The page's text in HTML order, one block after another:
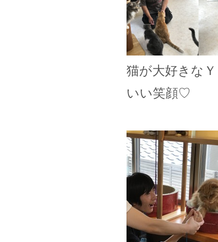
猫が大好きな
いい笑顔♡